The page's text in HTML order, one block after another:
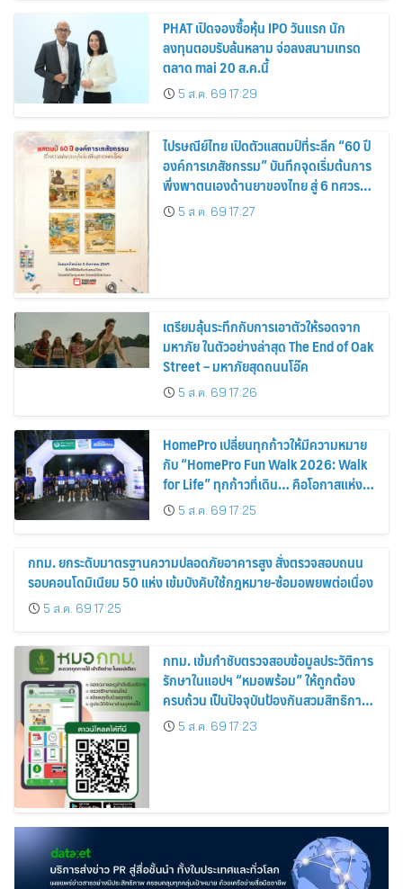
PHAT เปิดจองซื้อหุ้น IPO วันแรก นัก
ลงทุนตอบรับล้นหลาม จ่อลงสนามเทรด
ตลาด mai 20 ส.ค.นี้
5 ส.ค. 69 17:29
ไปรษณีย์ไทย เปิดตัวแสตมป์ที่ระลึก “60 ปี
องค์การเภสัชกรรม” บันทึกจุดเริ่มต้นการ
พึ่งพาตนเองด้านยาของไทย สู่ 6 ทศวรรษ
แห่งการพัฒนาสุขภาพคนไทย
5 ส.ค. 69 17:27
เตรียมลุ้นระทึกกับการเอาตัวให้รอดจาก
มหาภัย ในตัวอย่างล่าสุด The End of Oak
Street – มหาภัยสุดถนนโอ๊ค
5 ส.ค. 69 17:26
HomePro เปลี่ยนทุกก้าวให้มีความหมาย
กับ “HomePro Fun Walk 2026: Walk
for Life” ทุกก้าวที่เดิน… คือโอกาสแห่ง
การมีชีวิต
5 ส.ค. 69 17:25
กทม. ยกระดับมาตรฐานความปลอดภัยอาคารสูง สั่งตรวจสอบถนน
รอบคอนโดมิเนียม 50 แห่ง เข้มบังคับใช้กฎหมาย-ซ้อมอพยพต่อเนื่อง
5 ส.ค. 69 17:25
กทม. เข้มกำชับตรวจสอบข้อมูลประวัติการ
รักษาในแอปฯ “หมอพร้อม” ให้ถูกต้อง
ครบถ้วน เป็นปัจจุบันป้องกันสวมสิทธิการ
รักษา5 ส.ค. 69 17:23